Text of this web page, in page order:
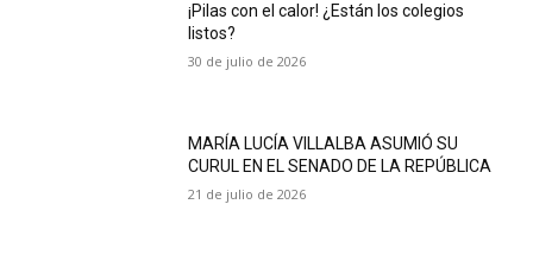
¡Pilas con el calor! ¿Están los colegios
listos?
30 de julio de 2026
MARÍA LUCÍA VILLALBA ASUMIÓ SU
CURUL EN EL SENADO DE LA REPÚBLICA
21 de julio de 2026